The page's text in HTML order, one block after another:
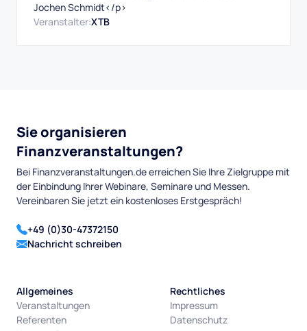
Jochen Schmidt</p>
Veranstalter:XTB
Sie organisieren
Finanzveranstaltungen?
Bei Finanzveranstaltungen.de erreichen Sie Ihre Zielgruppe mit
der Einbindung Ihrer Webinare, Seminare und Messen.
Vereinbaren Sie jetzt ein kostenloses Erstgespräch!
+49 (0)30-47372150
Nachricht schreiben
Allgemeines
Veranstaltungen
Referenten
Rechtliches
Impressum
Datenschutz